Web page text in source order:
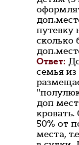
путевку
сколько
Ответ:
семья
доп
50% от
места,